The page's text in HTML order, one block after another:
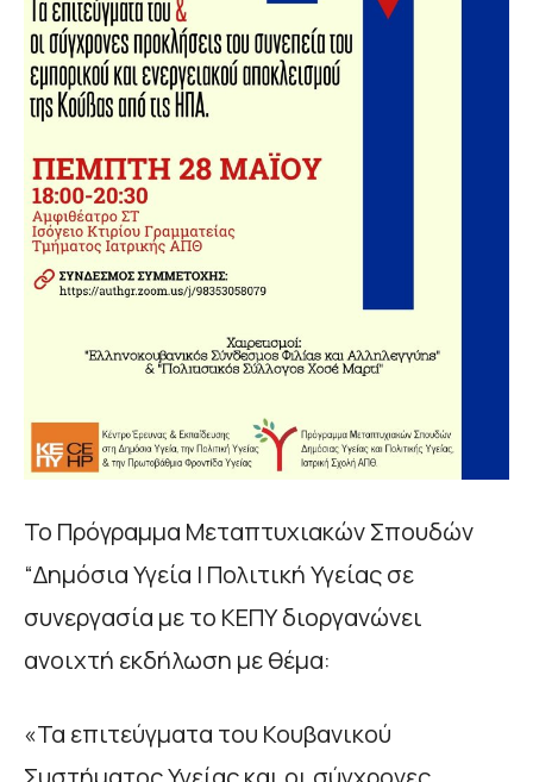
Το Πρόγραμμα Μεταπτυχιακών Σπουδών
“Δημόσια Υγεία | Πολιτική Υγείας σε
συνεργασία με το ΚΕΠΥ διοργανώνει
ανοιχτή εκδήλωση με θέμα:
«Τα επιτεύγματα του Κουβανικού